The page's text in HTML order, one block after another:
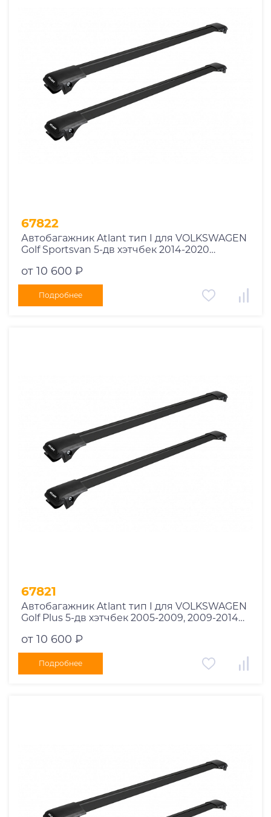
67822
Автобагажник Atlant тип I для VOLKSWAGEN
Golf Sportsvan 5-дв хэтчбек 2014-2020
10002+11114+11118
от 10 600 ₽
Подробнее
67821
Автобагажник Atlant тип I для VOLKSWAGEN
Golf Plus 5-дв хэтчбек 2005-2009, 2009-2014
10002+11114+11118
от 10 600 ₽
Подробнее